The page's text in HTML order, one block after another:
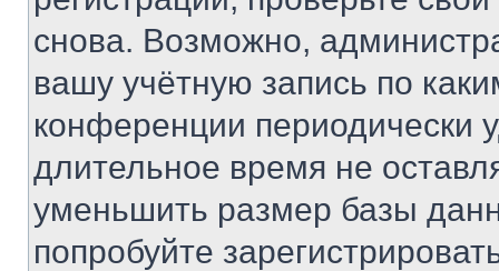
снова. Возможно,
вашу учётную запись по
конференции периодически
длительное время не
уменьшить размер базы
попробуйте